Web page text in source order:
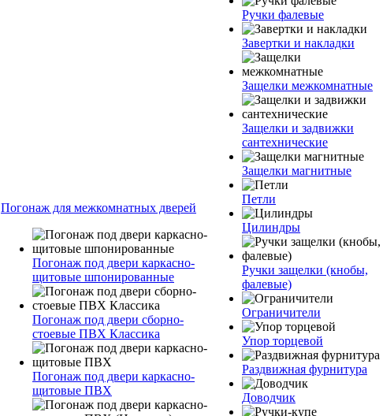
Погонаж для межкомнатных дверей
Погонаж под двери каркасно-
щитовые шпонированные
Погонаж под двери сборно-
стоевые ПВХ Классика
Погонаж под двери каркасно-
щитовые ПВХ
Ручки фалевые
Завертки и накладки
Защелки межкомнатные
Защелки и задвижки
сантехнические
Защелки магнитные
Петли
Цилиндры
Ручки защелки (кнобы,
фалевые)
Ограничители
Упор торцевой
Раздвижная фурнитура
Доводчик